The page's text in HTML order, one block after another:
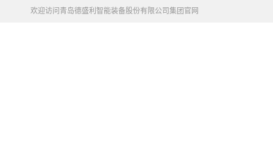
欢迎访问青岛德盛利智能装备股份有限公司集团官网